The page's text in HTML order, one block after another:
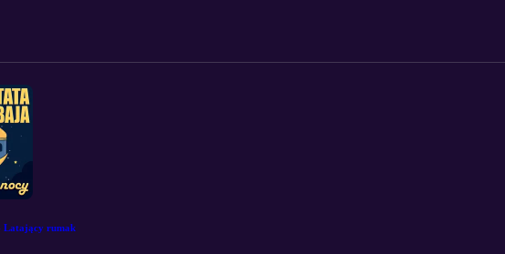
Latający rumak